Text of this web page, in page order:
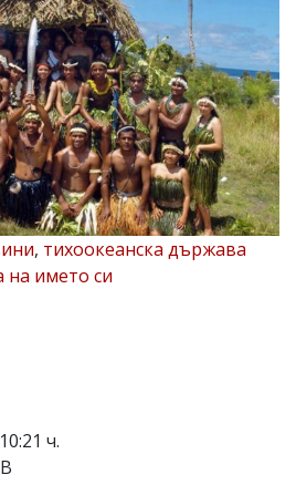
, тихоокеанска държава
на името си
ч.